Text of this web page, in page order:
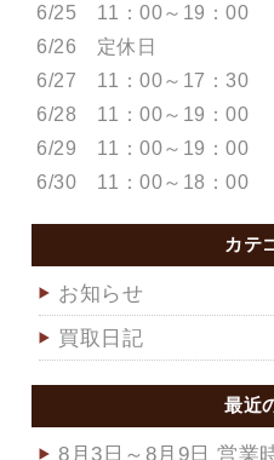
6/25 11：00～19：00
6/26 定休日
6/27 11：00～17：30
6/28 11：00～19：00
6/29 11：00～19：00
6/30 11：00～18：00
カテ
お知らせ
買取日記
最近
8月3日～8月9日 営業